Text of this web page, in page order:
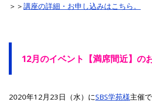
＞＞ 講座の詳細・お申し込みはこちら。
12月のイベント【満席間近】の
2020年12月23日（水）にSBS学苑様主催で